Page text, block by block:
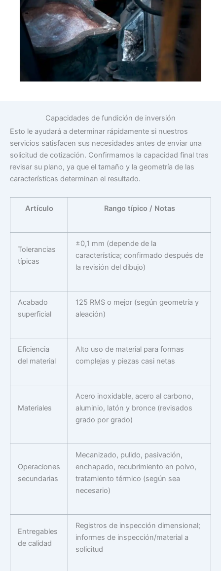
Capacidades de fundición de inversión
Esto le ayudará a determinar rápidamente si nuestros
servicios satisfacen sus necesidades antes de enviar una
solicitud de cotización. Confirmamos la capacidad final tras
revisar su plano, ya que el tamaño y la geometría de las
características determinan el resultado.
Artículo Rango típico / Notas
Tolerancias
típicas
±0,1 mm (depende de la
característica; confirmado después de
la revisión del dibujo)
Acabado
superficial
125 RMS o mejor (según geometría y
aleación)
Eficiencia
del material
Alto uso de material para formas
complejas y piezas casi netas
Materiales
Acero inoxidable, acero al carbono,
aluminio, latón y bronce (revisados
grado por grado)
Operaciones
secundarias
Mecanizado, pulido, pasivación,
enchapado, recubrimiento en polvo,
tratamiento térmico (según sea
necesario)
Entregables
de calidad
Registros de inspección dimensional;
informes de inspección/material a
solicitud